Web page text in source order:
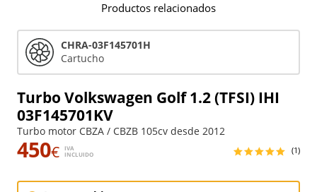
Turbo Volkswagen Golf 1.2 (TFSI) IHI
03F145701KV
Turbo motor CBZA / CBZB 105cv desde 2012
450€
IVA
INCLUIDO
(1)
Productos relacionados
CHRA-03F145701H
Cartucho